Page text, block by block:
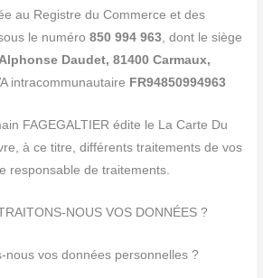
au Registre du Commerce et des
le numéro850 994 963 , dont le siège
Daudet, 81400 Carmaux,
intracommunautaire FR94850994963
FAGEGALTIER édite le La Carte Du
à ce titre, différents traitements de vos
responsable de traitements.
NOUS VOS DONNÉES ?
nous vos données personnelles ?